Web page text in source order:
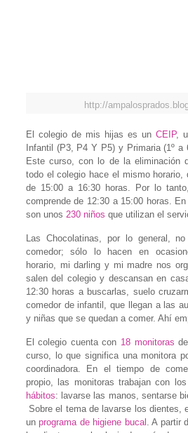
http://
El colegio de mis hijas es unCEIP,
Infantil (P3, P4 Y P5) y Primaria (1º
Este curso, con lo de la eliminación
todo el colegio hace el mismo
de 15:00 a 16:30 horas. Por lo
comprende de 12:30 a 15:00 horas.
son unos 230 niños que utilizan el
Las Chocolatinas, por lo general,
comedor; sólo lo hacen en
horario, mi darling y mi madre nos
salen del colegio y descansan en
12:30 horas a buscarlas, suelo
comedor de infantil, que llegan a las
y niñas que se quedan a comer. Ahí
El colegio cuenta con 18 monitoras
curso, lo que significa una monitora
coordinadora. En el tiempo de
propio, las monitoras trabajan con
hábitos: lavarse las manos, sentarse
Sobre el tema de lavarse los dientes,
unprograma de higiene bucal . A partir